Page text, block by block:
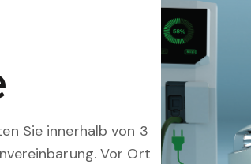
Sie innerhalb von 3
Vor Ort